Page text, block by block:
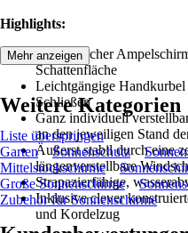
Highlights:
Quadratischer
Schattenfläche
Leichtgängige
Schließen
Ganz individuell
an den jeweiligen Stand
Äußerst stabil durch eine
längenverstellbare
Strapazierfähige,
Inklusive clever
und Kordelzug
Mehr anzeigen
Weitere Kategorien
Liste überspringen
Garten
Sonnenschutz
Mittelstockschirme
Große Sonnenschirme
Zubehör für Sonnenschirme